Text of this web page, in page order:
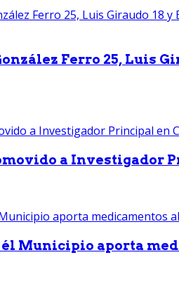
Ferro 25, Luis
a Investigador
Municipio aporta